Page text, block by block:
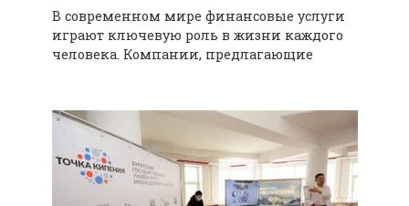
В современном мире финансовые услуги
играют ключевую роль в жизни каждого
человека. Компании, предлагающие